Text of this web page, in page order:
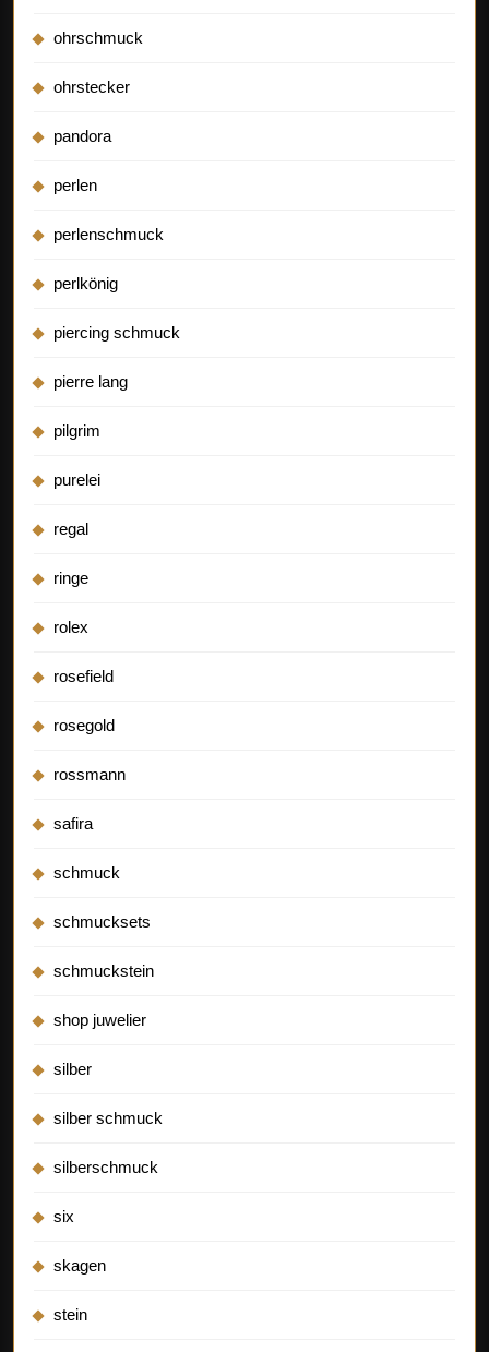
ohrschmuck
ohrstecker
pandora
perlen
perlenschmuck
perlkönig
piercing schmuck
pierre lang
pilgrim
purelei
regal
ringe
rolex
rosefield
rosegold
rossmann
safira
schmuck
schmucksets
schmuckstein
shop juwelier
silber
silber schmuck
silberschmuck
six
skagen
stein